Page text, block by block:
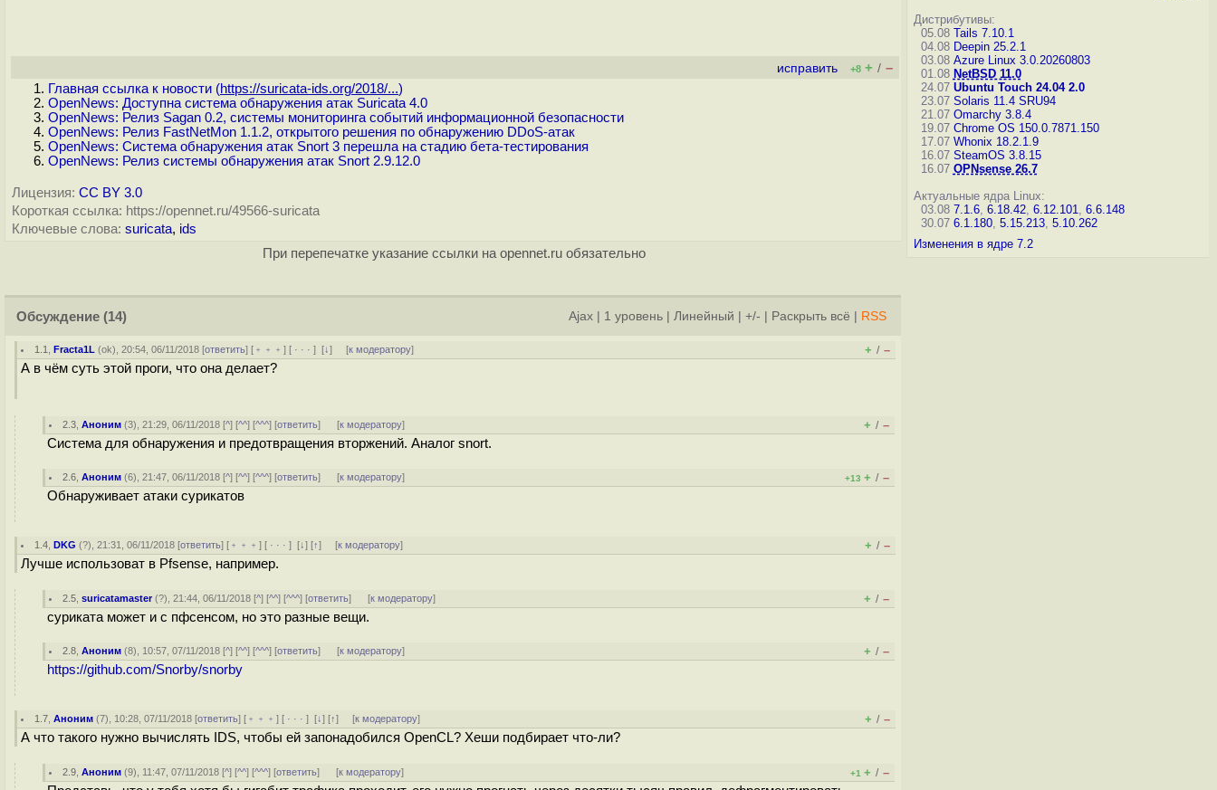
исправить +8 + / –
Главная ссылка к новости (https://suricata-ids.org/2018/...)
OpenNews: Доступна система обнаружения атак Suricata 4.0
OpenNews: Релиз Sagan 0.2, системы мониторинга событий информационной безопасности
OpenNews: Релиз FastNetMon 1.1.2, открытого решения по обнаружению DDoS-атак
OpenNews: Система обнаружения атак Snort 3 перешла на стадию бета-тестирования
OpenNews: Релиз системы обнаружения атак Snort 2.9.12.0
Лицензия: CC BY 3.0
Короткая ссылка: https://opennet.ru/49566-suricata
Ключевые слова: suricata, ids
При перепечатке указание ссылки на opennet.ru обязательно
Обсуждение (14) Ajax 1 уровень Линейный +/- Раскрыть всё RSS
1.1 ,Fracta1L (ok), 20:54, 06/11/2018 [ответить] [ ﹢﹢﹢] [ · · ·][↓] [к модератору] + / –
А в чём суть этой проги, что она делает?
2.3 ,Аноним (3), 21:29, 06/11/2018 [^] [^^] [^^^] [ответить] [к модератору] + / –
Система для обнаружения и предотвращения вторжений. Аналог snort.
2.6 ,Аноним (6), 21:47, 06/11/2018 [^] [^^] [^^^] [ответить] [к модератору] +13 + / –
Обнаруживает атаки сурикатов
1.4 ,DKG (?), 21:31, 06/11/2018 [ответить] [ ﹢﹢﹢] [ · · ·][↓] [↑] [к модератору] + / –
Лучше использоват в Pfsense, например.
2.5 ,suricatamaster(?), 21:44, 06/11/2018 [^] [^^] [^^^] [ответить] [к модератору] + / –
суриката может и с пфсенсом, но это разные вещи.
2.8 ,Аноним (8), 10:57, 07/11/2018 [^] [^^] [^^^] [ответить] [к модератору] + / –
https://github.com/Snorby/snorby
1.7 ,Аноним (7), 10:28, 07/11/2018 [ответить] [ ﹢﹢﹢] [ · · ·][↓] [↑] [к модератору] + / –
А что такого нужно вычислять IDS, чтобы ей запонадобился OpenCL? Хеши подбирает что-ли?
2.9 ,Аноним (9), 11:47, 07/11/2018 [^] [^^] [^^^] [ответить] [к модератору] +1 + / –
Дистрибутивы:
05.08 Tails 7.10.1
04.08 Deepin 25.2.1
03.08 Azure Linux 3.0.20260803
01.08 NetBSD 11.0
24.07 Ubuntu Touch 24.04 2.0
23.07 Solaris 11.4 SRU94
21.07 Omarchy 3.8.4
19.07 Chrome OS 150.0.7871.150
17.07 Whonix 18.2.1.9
16.07 SteamOS 3.8.15
16.07 OPNsense 26.7
Актуальные ядра Linux:
03.08 7.1.6, 6.18.42, 6.12.101, 6.6.148
30.07 6.1.180, 5.15.213, 5.10.262
Изменения в ядре 7.2